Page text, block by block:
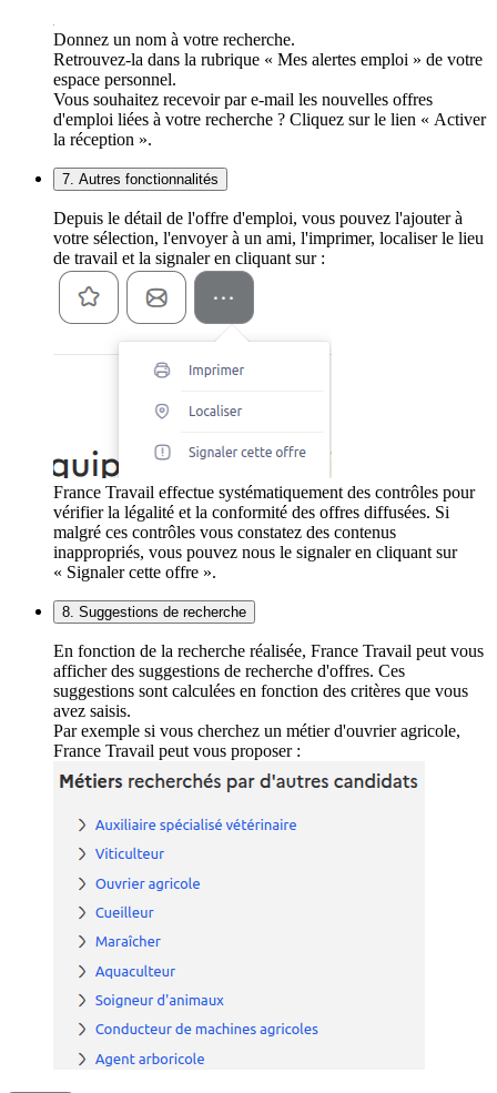
Donnez un nom à votre recherche.
Retrouvez-la dans la rubrique « Mes alertes emploi » de votre
espace personnel.
Vous souhaitez recevoir par e-mail les nouvelles offres
d'emploi liées à votre recherche ? Cliquez sur le lien « Activer
la réception ».
7. Autres fonctionnalités
Depuis le détail de l'offre d'emploi, vous pouvez l'ajouter à
votre sélection, l'envoyer à un ami, l'imprimer, localiser le lieu
de travail et la signaler en cliquant sur :
France Travail effectue systématiquement des contrôles pour
vérifier la légalité et la conformité des offres diffusées. Si
malgré ces contrôles vous constatez des contenus
inappropriés, vous pouvez nous le signaler en cliquant sur
« Signaler cette offre ».
8. Suggestions de recherche
En fonction de la recherche réalisée, France Travail peut vous
afficher des suggestions de recherche d'offres. Ces
suggestions sont calculées en fonction des critères que vous
avez saisis.
Par exemple si vous cherchez un métier d'ouvrier agricole,
France Travail peut vous proposer :